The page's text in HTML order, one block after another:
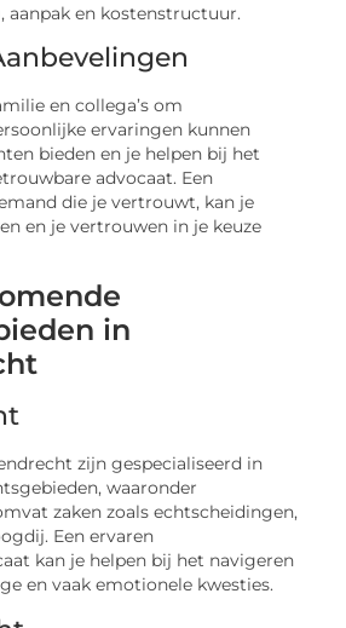
aanpak en kostenstructuur.
en collega’s om
ervaringen kunnen
bieden en je helpen bij het
advocaat. Een
die je vertrouwt, kan je
en je vertrouwen in je keuze
in
zijn gespecialiseerd in
waaronder
zaken zoals echtscheidingen,
Een ervaren
kan je helpen bij het navigeren
en vaak emotionele kwesties.